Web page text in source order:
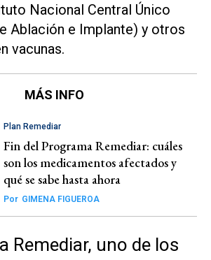
Nacional Central Único
Ablación e Implante) y otros
vacunas.
MÁS INFO
Plan Remediar
Fin del Programa Remediar: cuáles
son los medicamentos afectados y
qué se sabe hasta ahora
Por GIMENA FIGUEROA
Remediar, uno de los